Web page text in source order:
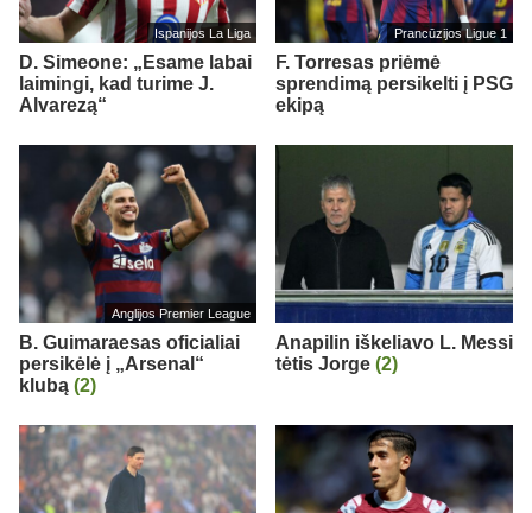
Ispanijos La Liga
D. Simeone: „Esame labai
laimingi, kad turime J.
Alvarezą“
Prancūzijos Ligue 1
F. Torresas priėmė
sprendimą persikelti į PSG
ekipą
Anglijos Premier League
B. Guimaraesas oficialiai
persikėlė į „Arsenal“
klubą (2)
Anapilin iškeliavo L. Messi
tėtis Jorge (2)